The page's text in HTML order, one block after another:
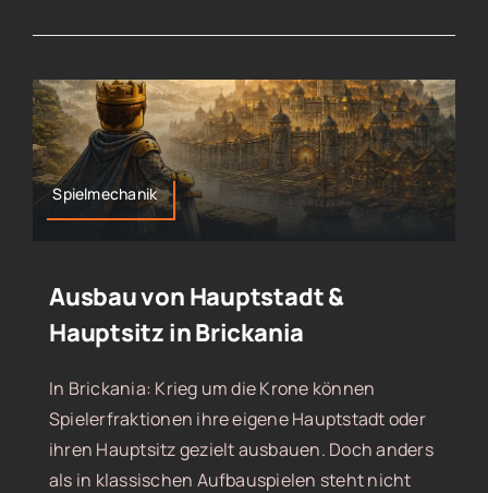
Spielmechanik
Ausbau von Hauptstadt &
Hauptsitz in Brickania
In Brickania: Krieg um die Krone können
Spielerfraktionen ihre eigene Hauptstadt oder
ihren Hauptsitz gezielt ausbauen. Doch anders
als in klassischen Aufbauspielen steht nicht